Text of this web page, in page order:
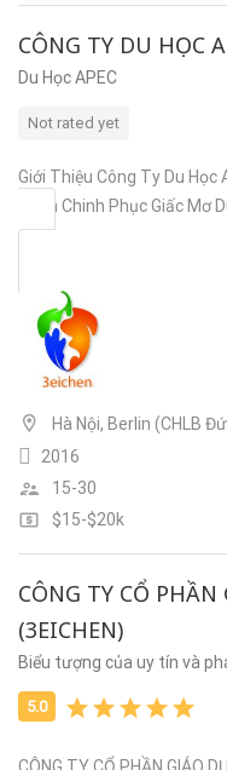
CÔNG TY DU HỌC
Du Học APEC
Not rated yet
Giới Thiệu Công Ty Du Học
Trình Chinh Phục Giấc
Hà Nội, Berlin (CHLB
2016
15-30
$15-$20k
CÔNG TY CỔ PHẦN
(3EICHEN)
Biểu tượng của uy tín và